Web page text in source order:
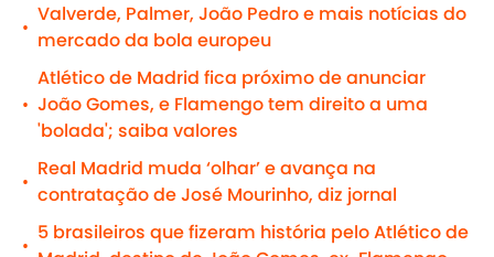
•
Valverde, Palmer, João Pedro e mais notícias do
mercado da bola europeu
•
Atlético de Madrid fica próximo de anunciar
João Gomes, e Flamengo tem direito a uma
'bolada'; saiba valores
•
Real Madrid muda ‘olhar’ e avança na
contratação de José Mourinho, diz jornal
•
5 brasileiros que fizeram história pelo Atlético de